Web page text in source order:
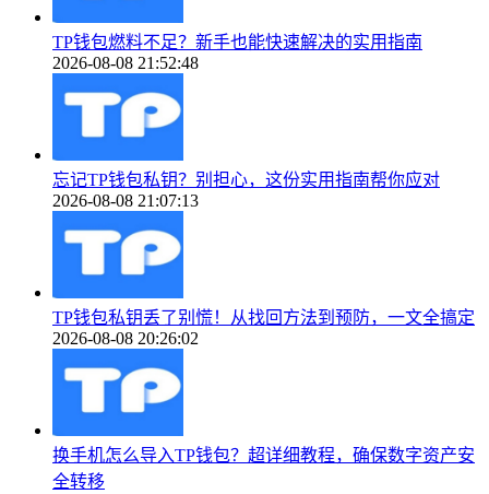
TP钱包燃料不足？新手也能快速解决的实用指南
2026-08-08 21:52:48
忘记TP钱包私钥？别担心，这份实用指南帮你应对
2026-08-08 21:07:13
TP钱包私钥丢了别慌！从找回方法到预防，一文全搞定
2026-08-08 20:26:02
换手机怎么导入TP钱包？超详细教程，确保数字资产安
全转移